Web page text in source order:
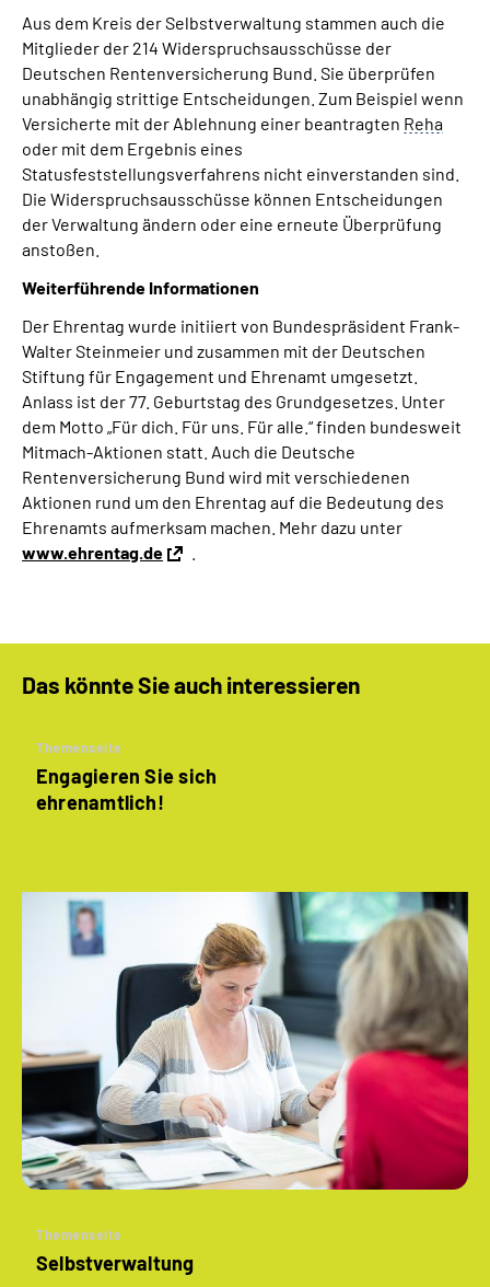
Aus dem Kreis der Selbstverwaltung stammen auch die
Mitglieder der 214 Widerspruchsausschüsse der
Deutschen Rentenversicherung Bund. Sie überprüfen
unabhängig strittige Entscheidungen. Zum Beispiel wenn
Versicherte mit der Ablehnung einer beantragten Reha
oder mit dem Ergebnis eines
Statusfeststellungsverfahrens nicht einverstanden sind.
Die Widerspruchsausschüsse können Entscheidungen
der Verwaltung ändern oder eine erneute Überprüfung
anstoßen.
Weiterführende Informationen
Der Ehrentag wurde initiiert von Bundespräsident Frank-
Walter Steinmeier und zusammen mit der Deutschen
Stiftung für Engagement und Ehrenamt umgesetzt.
Anlass ist der 77. Geburtstag des Grundgesetzes. Unter
dem Motto „Für dich. Für uns. Für alle.“ finden bundesweit
Mitmach-Aktionen statt. Auch die Deutsche
Rentenversicherung Bund wird mit verschiedenen
Aktionen rund um den Ehrentag auf die Bedeutung des
Ehrenamts aufmerksam machen. Mehr dazu unter
www.ehrentag.de
Das könnte Sie auch interessieren
Themenseite
­Engagieren Sie sich
ehrenamtlich!
Themenseite
Selbstverwaltung